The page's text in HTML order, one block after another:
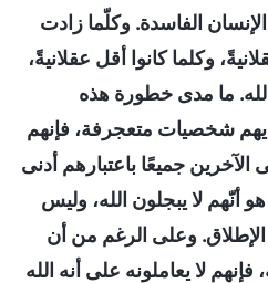
الفاسدة. وكلّما زادت
وكلما كانوا أقل عقلانيةً،
الله. ما مدى خطورة هذه
شخصيات متعجرفة، فإنهم
جميعًا باعتبارهم أدنى
أنّهم لا يبجلون الله، وليس
وعلى الرغم من أن
فإنهم لا يعاملونه على أنه الله